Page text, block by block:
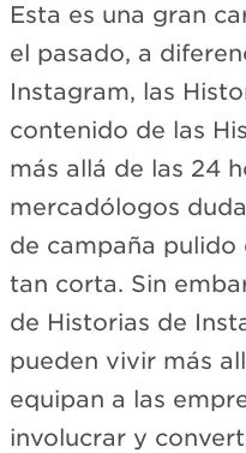
Esta es una gran
el pasado, a
Instagram, las
contenido de las
más allá de las 24
mercadólogos
de campaña pulido
tan corta. Sin
de Historias de
pueden vivir más
equipan a las
involucrar y